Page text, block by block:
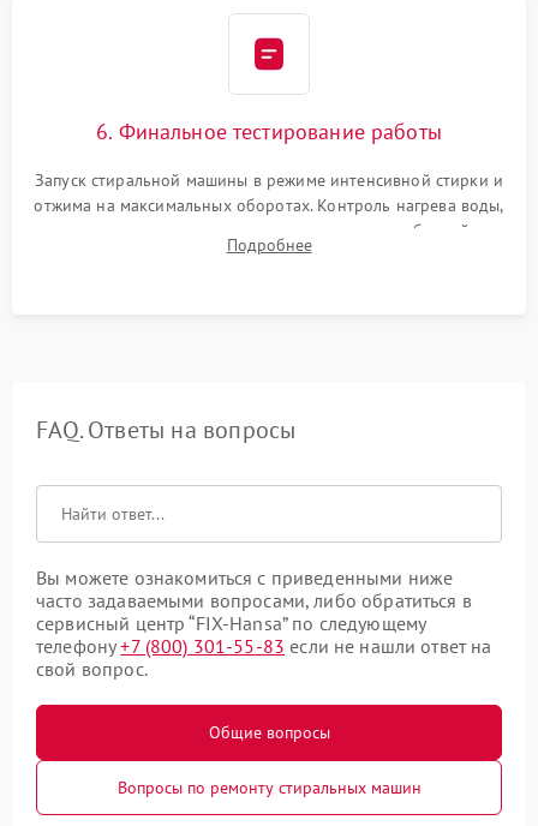
6. Финальное тестирование работы
Запуск стиральной машины в режиме интенсивной стирки и
отжима на максимальных оборотах. Контроль нагрева воды,
корректности слива, отсутствия излишних вибраций,
посторонних стуков и протечек под корпусом.
Подробнее
FAQ. Ответы на вопросы
Вы можете ознакомиться с приведенными ниже
часто задаваемыми вопросами, либо обратиться в
сервисный центр “FIX-Hansa” по следующему
телефону+7 (800) 301-55-83 если не нашли ответ на
свой вопрос.
Общие вопросы
Вопросы по ремонту стиральных машин